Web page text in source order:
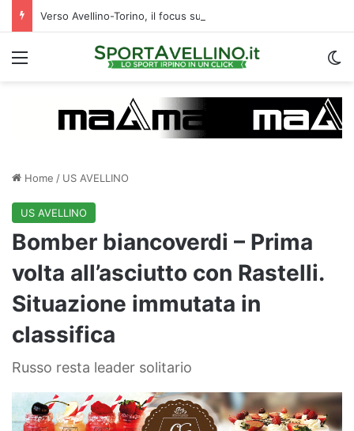
Verso Avellino-Torino, il focus sulla formazione granata
Menu
Home / US AVELLINO
US AVELLINO
Bomber biancoverdi – Prima
volta all’asciutto con Rastelli.
Situazione immutata in
classifica
Russo resta leader solitario